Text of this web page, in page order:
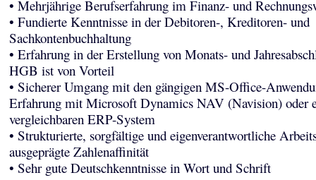
• Mehrjährige Berufserfahrung im Finanz- und
• Fundierte Kenntnisse in der Debitoren-, Kreditoren- und
Sachkontenbuchhaltung
• Erfahrung in der Erstellung von Monats- und
HGB ist von Vorteil
• Sicherer Umgang mit den gängigen MS-Office-
Erfahrung mit Microsoft Dynamics NAV (Navision) oder
vergleichbaren ERP-System
• Strukturierte, sorgfältige und eigenverantwortliche
ausgeprägte Zahlenaffinität
• Sehr gute Deutschkenntnisse in Wort und Schrift